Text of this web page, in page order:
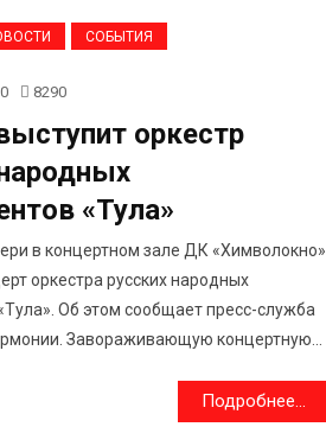
СОБЫТИЯ
8290
оркестр
«Тула»
в концертном зале ДК «Химволокно»
оркестра русских народных
Об этом сообщает пресс-служба
Завораживающую концертную...
Подробнее...